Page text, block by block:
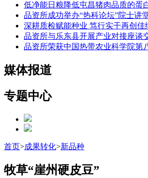
低净能日粮降低屯昌猪肉品质的蛋
品资所成功举办“热科论坛”院士讲
深耕质检赋能种业 笃行实干再创
品资所与乐东县开展产业对接座谈
品资所荣获中国热带农业科学院第
媒体报道
专题中心
首页>成果转化>新品种
牧草“崖州硬皮豆”